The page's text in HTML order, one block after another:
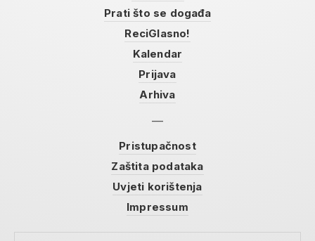
Prati što se događa
ReciGlasno!
Kalendar
Prijava
Arhiva
Pristupačnost
Zaštita podataka
Uvjeti korištenja
Impressum